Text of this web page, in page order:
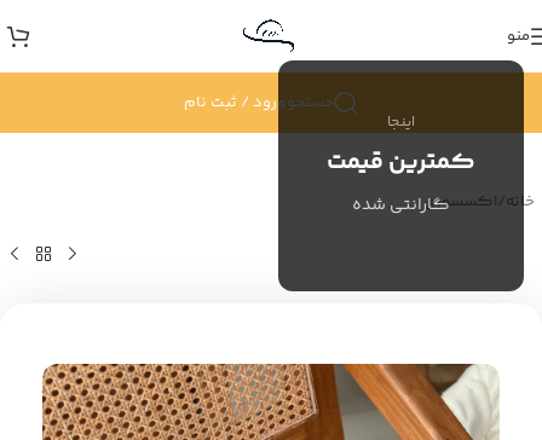
اینجا
کمترین قیمت
گارانتی شده
منو
جستجوورود / ثبت نام
خانه/اکسسوری